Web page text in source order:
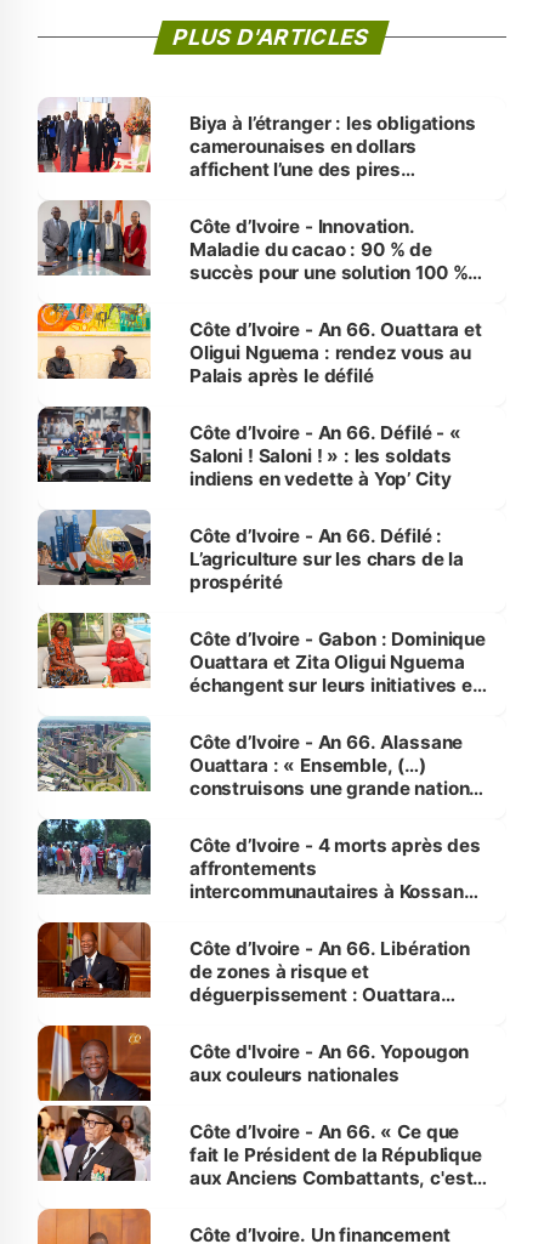
PLUS D'ARTICLES
Biya à l’étranger : les obligations
camerounaises en dollars
affichent l’une des pires
Côte d’Ivoire - Innovation.
Maladie du cacao : 90 % de
succès pour une solution 100 %
Côte d’Ivoire - An 66. Ouattara et
Oligui Nguema : rendez vous au
Palais après le défilé
Côte d’Ivoire - An 66. Défilé - «
Saloni ! Saloni ! » : les soldats
indiens en vedette à Yop’ City
Côte d’Ivoire - An 66. Défilé :
L’agriculture sur les chars de la
prospérité
Côte d’Ivoire - Gabon : Dominique
Ouattara et Zita Oligui Nguema
échangent sur leurs initiatives en
enfants
Côte d’Ivoire - An 66. Alassane
Ouattara : « Ensemble, (…)
construisons une grande nation
générations futures »
Côte d’Ivoire - 4 morts après des
affrontements
intercommunautaires à Kossandji
milieu des sinistrés
Côte d’Ivoire - An 66. Libération
de zones à risque et
déguerpissement : Ouattara
l'Etat de droit pour préserver les
vies humaines »
Côte d'Ivoire - An 66. Yopougon
aux couleurs nationales
Côte d’Ivoire - An 66. « Ce que
fait le Président de la République
aux Anciens Combattants, c'est
Côte d’Ivoire. Un financement